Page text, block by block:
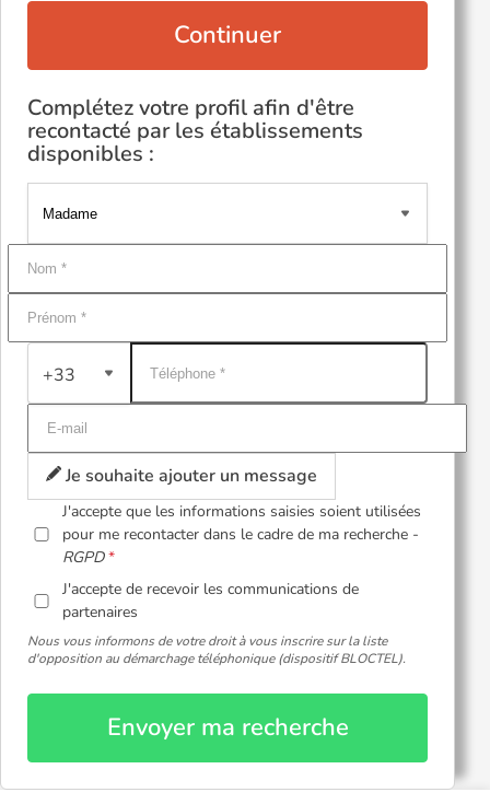
Continuer
Complétez votre profil afin d'être
recontacté par les établissements
disponibles :
+33
Je souhaite ajouter un message
J'accepte que les informations saisies soient utilisées
pour me recontacter dans le cadre de ma recherche -
RGPD
J'accepte de recevoir les communications de
partenaires
Nous vous informons de votre droit à vous inscrire sur la liste
d'opposition au démarchage téléphonique (dispositif BLOCTEL).
Envoyer ma recherche